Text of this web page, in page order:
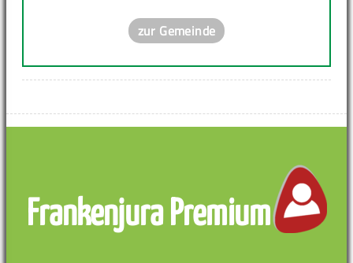
zur Gemeinde
Frankenjura Premium